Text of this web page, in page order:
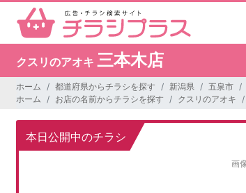
クスリのアオキ 三本木店
ホーム 都道府県からチラシを探す 新潟県 五泉市
ホーム
お店の名前からチラシを探す クスリのアオキ
本日公開中のチラシ
画